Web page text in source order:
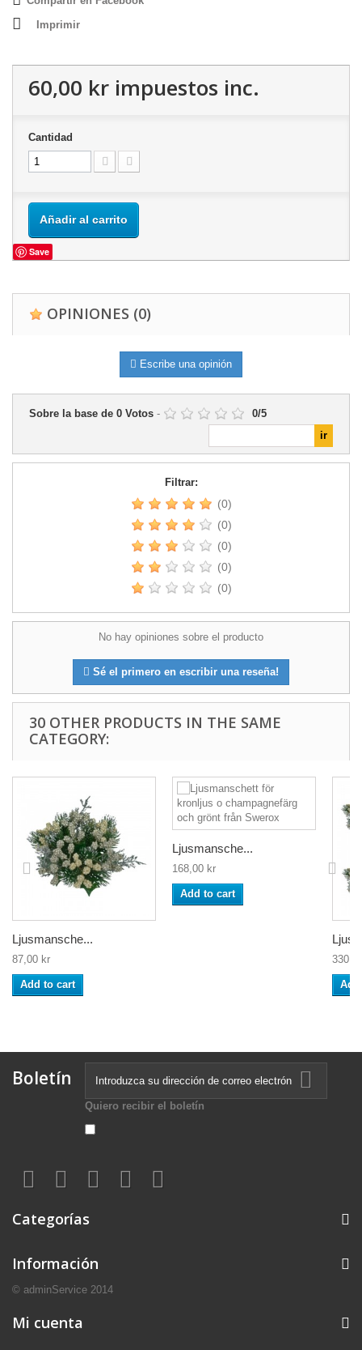
Imprimir
60,00 kr impuestos inc.
Cantidad
Añadir al carrito
Save
OPINIONES (0)
Escribe una opinión
Sobre la base de 0 Votos - 0/5
Filtrar:
(0)
(0)
(0)
(0)
(0)
No hay opiniones sobre el producto
Sé el primero en escribir una reseña!
30 OTHER PRODUCTS IN THE SAME
CATEGORY:
Ljusmansche...
87,00 kr
Add to cart
Ljusmansche...
168,00 kr
Add to cart
Boletín
Quiero recibir el boletín
Categorías
Información
© adminService 2014
Mi cuenta